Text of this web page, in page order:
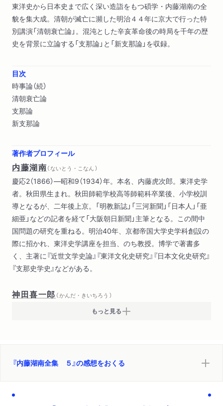
東洋史から日本史まで広く深い造詣をもつ碩学・内藤湖南の全
貌を集大成。清朝が滅亡に瀕した明治４４年に京大で行った特
別講演「清朝衰亡論」。混沌とした辛亥革命後の時局を千年の歴
史を背景に立論する「支那論」と「新支那論」を収録。
目次
時事論（続）
清朝衰亡論
支那論
新支那論
著作者プロフィール
内藤湖南（ ないとう・こなん ）
慶応2（1866）―昭和9（1934）年。本名、内藤虎次郎。東洋史学
者。秋田県生まれ。秋田師範学校高等師範科卒業後、小学校訓
導となるが、二年後上京。「明教新誌」「三河新聞」「日本人」「亜
細亜」などの記者を経て「大阪朝日新聞」主筆となる。この間中
国問題の研究を重ねる。明治40年、京都帝国大学史学科創設の
際に招かれ、東洋史学講座を担当、のち教授。博学で著書多
く、主著に『近世文学史論』『東洋文化史研究』『日本文化史研究』
『支那史学史』などがある。
神田喜一郎 （ かんだ・きいちろう ）
もっと見る
『内藤湖南全集 ５』の感想をおくる